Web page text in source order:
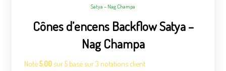
Satya – Nag Champa
Cônes d’encens Backflow Satya –
Nag Champa
Noté5.00 sur 5 basé sur3 notations client